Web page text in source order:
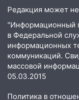
20:40
купить
до декабря
19:34
В
состоялось
Редакция может
"Информационный
в Федеральной
информационных
коммуникаций.
массовой
05.03.2015
Политика в